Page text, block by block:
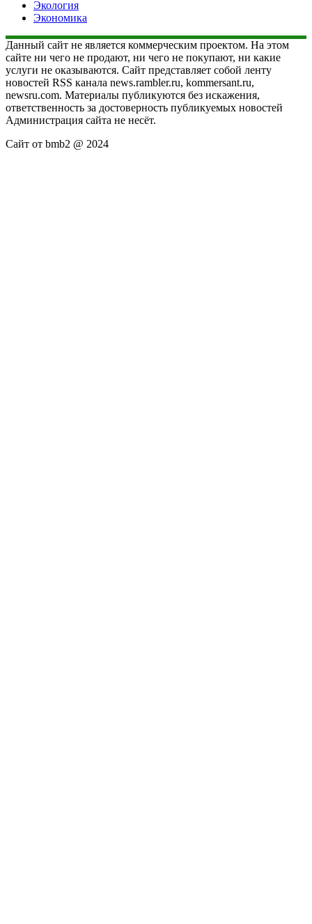
Экология
Экономика
Данный сайт не является коммерческим проектом. На этом
сайте ни чего не продают, ни чего не покупают, ни какие
услуги не оказываются. Сайт представляет собой ленту
новостей RSS канала news.rambler.ru, kommersant.ru,
newsru.com. Материалы публикуются без искажения,
ответственность за достоверность публикуемых новостей
Администрация сайта не несёт.
Сайт от bmb2 @ 2024